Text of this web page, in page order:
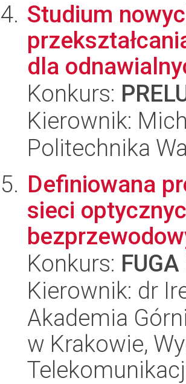
Studium
dla
Konkurs:
Kierownik:
Politechnika
Definiowana
sieci
Konkurs: FUGA
Kierownik: dr
Akademia
w Krakowie,